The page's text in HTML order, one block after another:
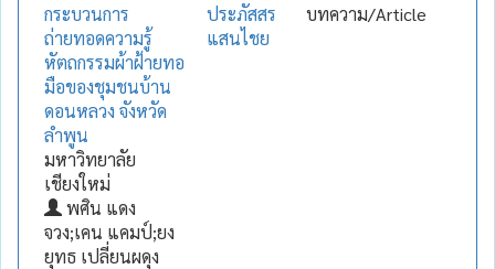
กระบวนการ
ถ่ายทอดความรู้
หัตถกรรมผ้าฝ้ายทอ
มือของชุมชนบ้าน
ดอนหลวง จังหวัด
ลำพูน
มหาวิทยาลัย
เชียงใหม่
พศิน แดง
จวง;เคน แคมป์;ยง
ยุทธ เปลี่ยนผดุง
ประภัสสร
แสนไชย
บทความ/Article